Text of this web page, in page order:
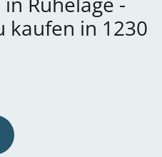
kaufen in 1230